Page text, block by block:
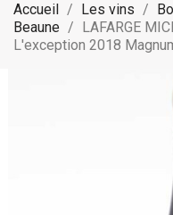
Accueil Les vins
Beaune
LAFARGE
L'exception 2018